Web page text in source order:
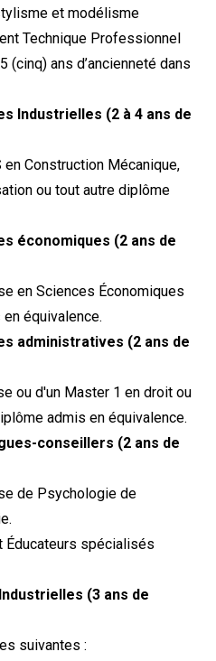
et modélisme
Technique Professionnel
ans d’ancienneté dans
Industrielles (2 à 4 ans de
en Construction Mécanique,
ou tout autre diplôme
économiques (2 ans de
en Sciences Économiques
équivalence.
administratives (2 ans de
ou d'un Master 1 en droit ou
admis en équivalence.
conseillers (2 ans de
de Psychologie de
spécialisés
(3 ans de
suivantes :